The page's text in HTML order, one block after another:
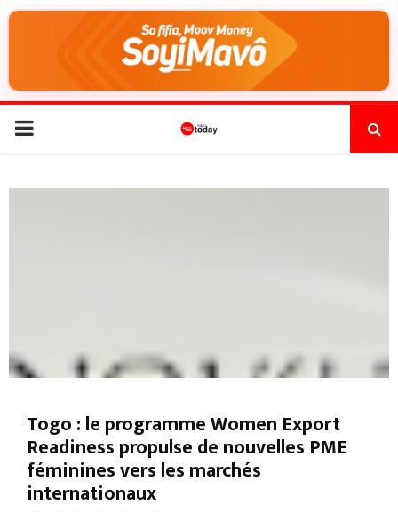
Togo : le programme Women Export
Readiness propulse de nouvelles PME
féminines vers les marchés
internationaux